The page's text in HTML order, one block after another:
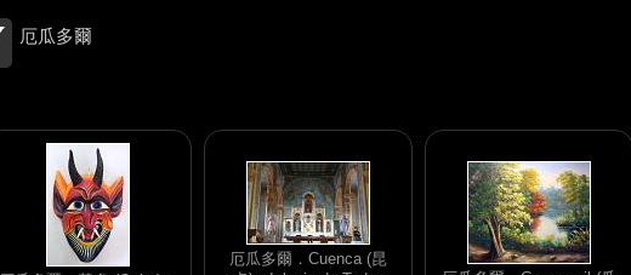
厄瓜多爾
厄瓜多爾．Cuenca (昆